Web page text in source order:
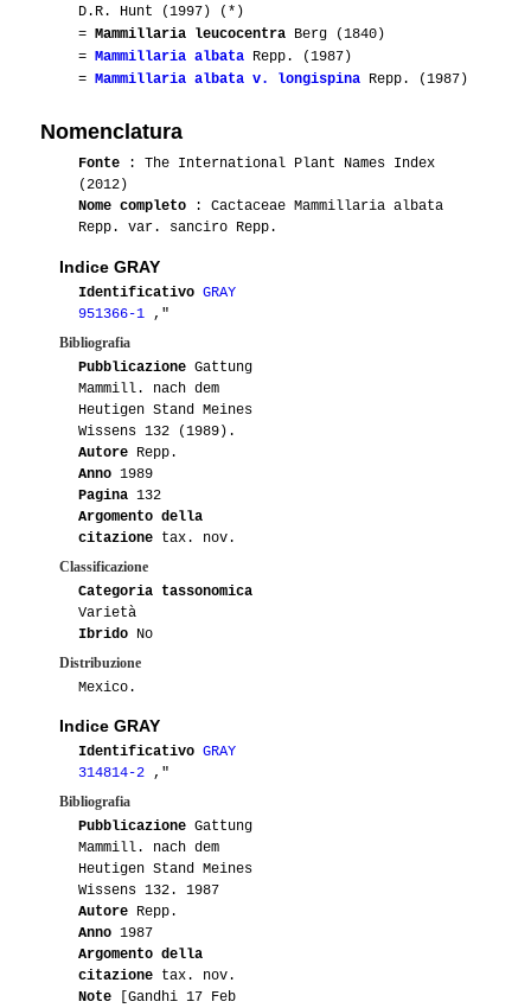
D.R. Hunt (1997) (*)
= Mammillaria leucocentra Berg (1840)
= Mammillaria albata Repp. (1987)
= Mammillaria albata v. longispina Repp. (1987)
Nomenclatura
Fonte : The International Plant Names Index
(2012)
Nome completo : Cactaceae Mammillaria albata
Repp. var. sanciro Repp.
Indice GRAY
Identificativo GRAY
951366-1 ,"
Bibliografia
Pubblicazione Gattung
Mammill. nach dem
Heutigen Stand Meines
Wissens 132 (1989).
Autore Repp.
Anno 1989
Pagina 132
Argomento della
citazione tax. nov.
Classificazione
Categoria tassonomica
Varietà
Ibrido No
Distribuzione
Mexico.
Indice GRAY
Identificativo GRAY
314814-2 ,"
Bibliografia
Pubblicazione Gattung
Mammill. nach dem
Heutigen Stand Meines
Wissens 132. 1987
Autore Repp.
Anno 1987
Argomento della
citazione tax. nov.
Note [Gandhi 17 Feb